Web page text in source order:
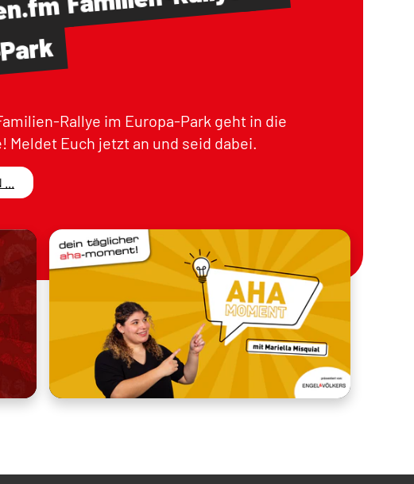
Rallye im Europa-Park geht in die
Meldet Euch jetzt an und seid dabei.